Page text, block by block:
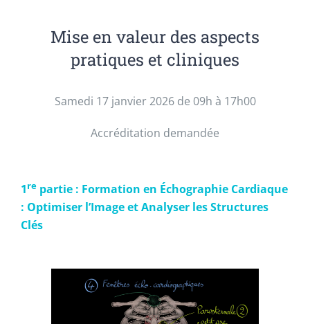
Mise en valeur des aspects
pratiques et cliniques
Samedi 17 janvier 2026 de 09h à 17h00
Accréditation demandée
1repartie : Formation en Échographie Cardiaque
: Optimiser l’Image et Analyser les Structures
Clés